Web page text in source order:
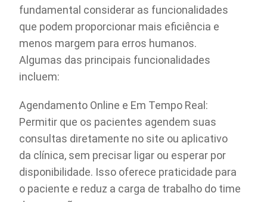
fundamental considerar as funcionalidades
que podem proporcionar mais eficiência e
menos margem para erros humanos.
Algumas das principais funcionalidades
incluem:
Agendamento Online e Em Tempo Real:
Permitir que os pacientes agendem suas
consultas diretamente no site ou aplicativo
da clínica, sem precisar ligar ou esperar por
disponibilidade. Isso oferece praticidade para
o paciente e reduz a carga de trabalho do time